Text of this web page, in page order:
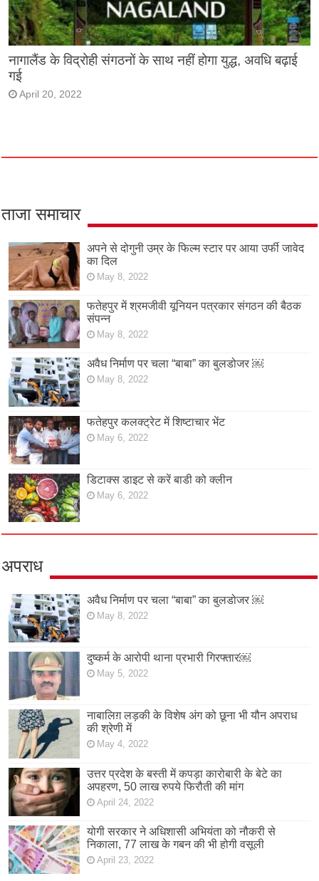
नागालैंड के विद्रोही संगठनों के साथ नहीं होगा युद्ध, अवधि बढ़ाई
गई
April 20, 2022
ताजा समाचार
अपने से दोगुनी उम्र के फिल्म स्टार पर आया उर्फी जावेद
का दिल
May 8, 2022
फतेहपुर में श्रमजीवी यूनियन पत्रकार संगठन की बैठक
संपन्न
May 8, 2022
अवैध निर्माण पर चला “बाबा” का बुलडोजर ￼
May 8, 2022
फतेहपुर कलक्ट्रेट में शिष्टाचार भेंट
May 6, 2022
डिटाक्स डाइट से करें बाडी को क्लीन
May 6, 2022
अपराध
अवैध निर्माण पर चला “बाबा” का बुलडोजर ￼
May 8, 2022
दुष्कर्म के आरोपी थाना प्रभारी गिरफ्तार￼
May 5, 2022
नाबालिग़ लड़की के विशेष अंग को छूना भी यौन अपराध
की श्रेणी में
May 4, 2022
उत्तर प्रदेश के बस्ती में कपड़ा कारोबारी के बेटे का
अपहरण, 50 लाख रुपये फिरौती की मांग
April 24, 2022
योगी सरकार ने अधिशासी अभियंता को नौकरी से
निकाला, 77 लाख के गबन की भी होगी वसूली
April 23, 2022